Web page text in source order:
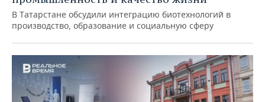
В Татарстане обсудили интеграцию биотехнологий в
производство, образование и социальную сферу